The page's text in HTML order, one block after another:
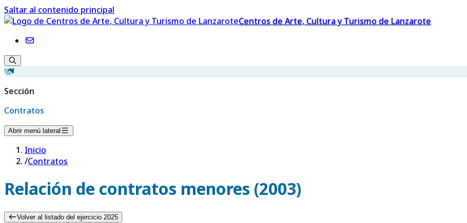
Saltar al contenido principal
Centros de Arte, Cultura y Turismo de Lanzarote
Sección
Contratos
Abrir menú lateral
Inicio
/Contratos
Relación de contratos menores (2003)
Volver al listado del ejercicio 2025